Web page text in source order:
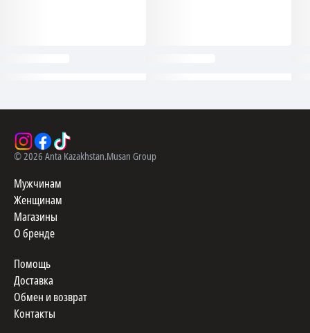
©2026 Anta Kazakhstan.Musan Group
Мужчинам
Женщинам
Магазины
О бренде
Помощь
Доставка
Обмен и возврат
Контакты